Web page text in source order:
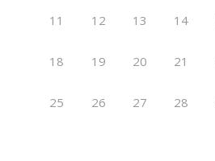
11 12 13 14
18 19 20 21
25 26 27 28